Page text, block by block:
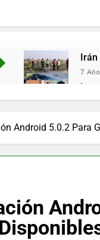
7
Lo
7
7
El
Más
7
Android 5.0.2 Para